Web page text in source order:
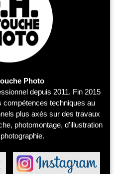
Photo
depuis 2011. Fin 2015
compétences techniques au
plus axés sur des travaux
photomontage, d'illustration